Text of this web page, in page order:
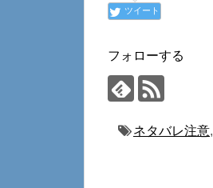
ツイート
フォローする
ネタバレ注意,